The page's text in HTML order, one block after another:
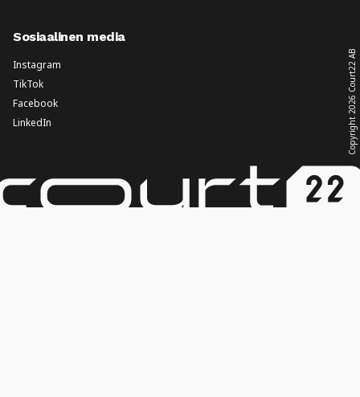
Sosiaalinen media
Instagram
TikTok
Facebook
LinkedIn
Copyright
2026
Court22 AB